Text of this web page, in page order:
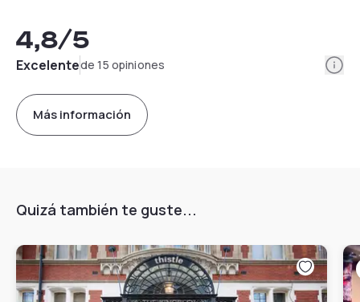
4,8/5
Excelentede 15 opiniones
Más información
Quizá también te guste...